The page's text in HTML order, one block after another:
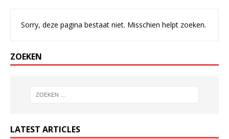
Sorry, deze pagina bestaat niet. Misschien helpt zoeken.
ZOEKEN
LATEST ARTICLES